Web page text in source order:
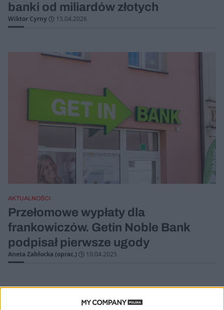
banki od miliardów złotych
Wiktor Cyrny 15.04.2026
AKTUALNOŚCI
Przełomowe wypłaty dla
frankowiczów. Getin Noble Bank
podpisał pierwsze ugody
Aneta Zabłocka (oprac.) 10.04.2025